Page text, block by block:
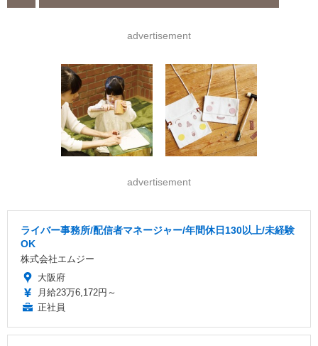
advertisement
advertisement
ライバー事務所/配信者マネージャー/年間休日130以上/未経験
OK
株式会社エムジー
大阪府
月給23万6,172円～
正社員